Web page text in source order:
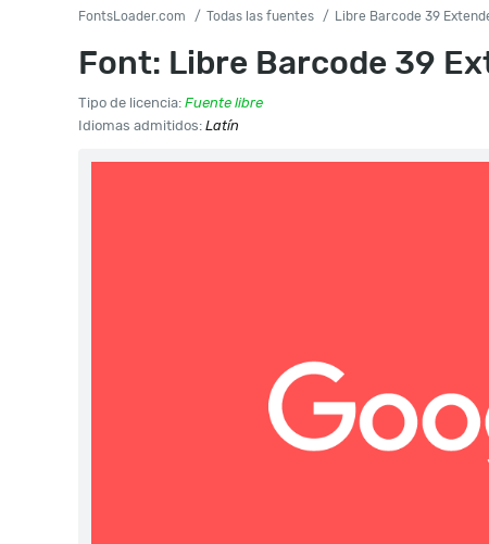
FontsLoader.com Todas las fuentes Libre Barcode 39
Font: Libre Barcode 39
Tipo de licencia: Fuente libre
Idiomas admitidos: Latín